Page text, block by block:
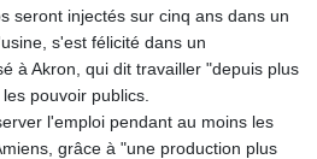
seront injectés sur cinq ans dans un
s'est félicité dans un
à Akron, qui dit travailler "depuis plus
pouvoir publics.
l'emploi pendant au moins les
grâce à "une production plus